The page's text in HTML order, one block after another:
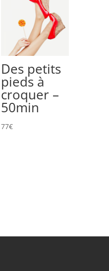
Des petits
pieds à
croquer –
50min
77€